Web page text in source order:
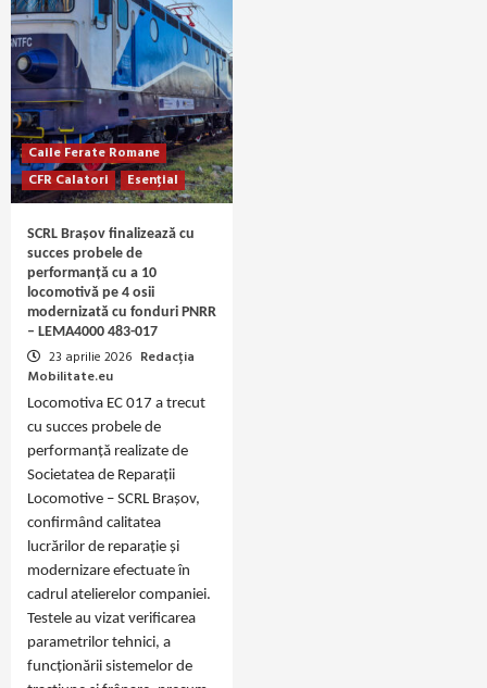
Caile Ferate Romane
CFR Calatori
Esențial
SCRL Brașov finalizează cu
succes probele de
performanță cu a 10
locomotivă pe 4 osii
modernizată cu fonduri PNRR
– LEMA4000 483-017
23 aprilie 2026 Redacția
Mobilitate.eu
Locomotiva EC 017 a trecut
cu succes probele de
performanță realizate de
Societatea de Reparații
Locomotive – SCRL Brașov,
confirmând calitatea
lucrărilor de reparație și
modernizare efectuate în
cadrul atelierelor companiei.
Testele au vizat verificarea
parametrilor tehnici, a
funcționării sistemelor de